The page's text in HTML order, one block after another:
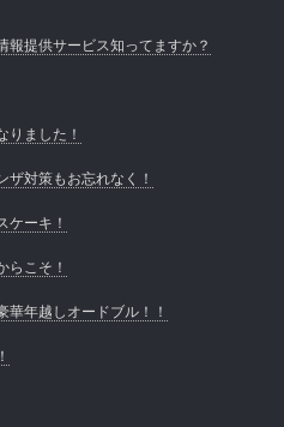
報提供サービス知ってますか？
りました！
ザ対策もお忘れなく！
ケーキ！
らこそ！
華年越しオードブル！！